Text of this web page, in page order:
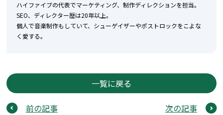
ハイファイブの代表でマーケティング、制作ディレクションを担当。
SEO、ディレクター歴は20年以上。
個人で音楽制作もしていて、シューゲイザーやポストロックをこよな
く愛する。
前の記事
一覧に戻る
次の記事